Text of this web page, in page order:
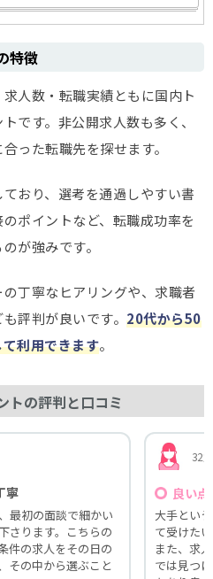
特徴
人数・転職実績ともに国内ト
です。非公開求人数も多く、
った転職先を探せます。
おり、選考を通過しやすい書
ポイントなど、転職成功率を
が強みです。
丁寧なヒアリングや、求職者
評判が良いです。 20代から50
利用できます。
トの評判と口コミ
寧
最初の面談で細かい
さります。こちらの
件の求人をその日の
その中から選ぶこと
32
良い点
大手とい
て受けた
また、求
では見つ